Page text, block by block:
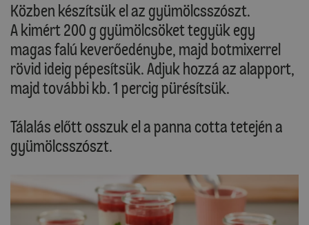
Közben készítsük el az gyümölcsszószt.
A kimért 200 g gyümölcsöket tegyük egy
magas falú keverőedénybe, majd botmixerrel
rövid ideig pépesítsük. Adjuk hozzá az alapport,
majd további kb. 1 percig pürésítsük.
Tálalás előtt osszuk el a panna cotta tetején a
gyümölcsszószt.